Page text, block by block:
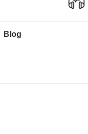
Blog